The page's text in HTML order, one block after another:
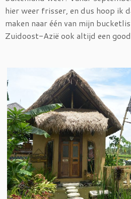
hier weer frisser, en dus hoop ik
maken naar één van mijn
Zuidoost-Azië ook altijd een